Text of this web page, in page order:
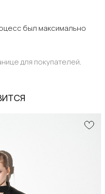
был максимально
для покупателей.